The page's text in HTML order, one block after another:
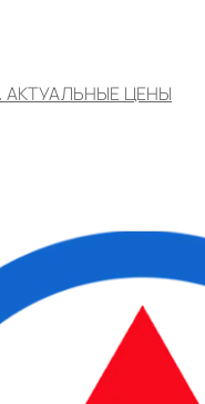
АКТУАЛЬНЫЕ ЦЕНЫ